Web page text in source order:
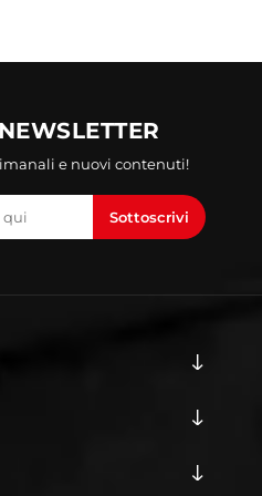
e nuovi contenuti!
Sottoscrivi